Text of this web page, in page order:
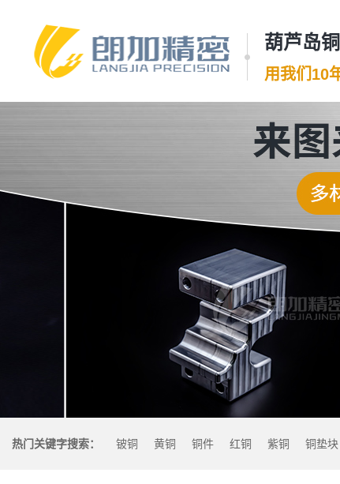
葫芦岛
用我们10
热门关键字搜索： 铍铜 黄铜 铜件 红铜 紫铜 铜垫块